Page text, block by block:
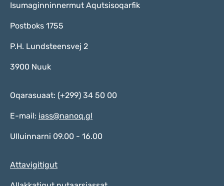
Isumaginninnermut Aqutsisoqarfik
Postboks 1755
P.H. Lundsteensvej 2
3900 Nuuk
Oqarasuaat: (+299) 34 50 00
E-mail: iass@nanoq.gl
Ulluinnarni 09.00 - 16.00
Attavigitigut